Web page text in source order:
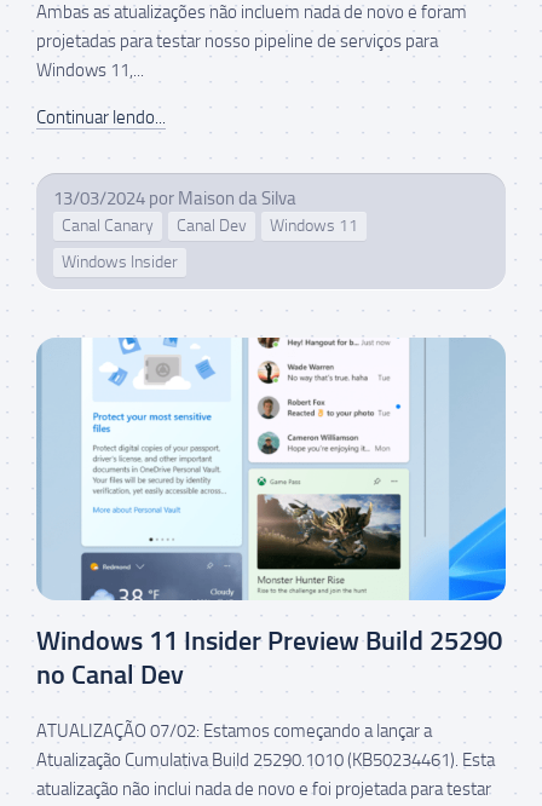
Ambas as atualizações não incluem nada de novo e foram
projetadas para testar nosso pipeline de serviços para
Windows 11,...
Continuar lendo...
13/03/2024 por Maison da Silva
Canal Canary Canal Dev
Windows 11
Windows Insider
Windows 11 Insider Preview Build 25290
no Canal Dev
ATUALIZAÇÃO 07/02: Estamos começando a lançar a
Atualização Cumulativa Build 25290.1010 (KB50234461). Esta
atualização não inclui nada de novo e foi projetada para testar